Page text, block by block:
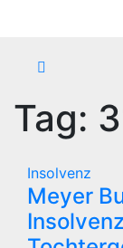
Tag:
Insolvenz
Meyer